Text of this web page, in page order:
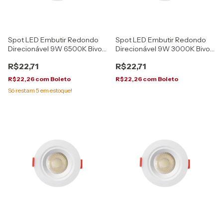
Spot LED Embutir Redondo
Direcionável 9W 6500K Bivolt
R$22,71
R$22,26 com Boleto
Só restam 5 em estoque!
Spot LED Embutir Redondo
Direcionável 9W 3000K Bivolt
R$22,71
R$22,26 com Boleto